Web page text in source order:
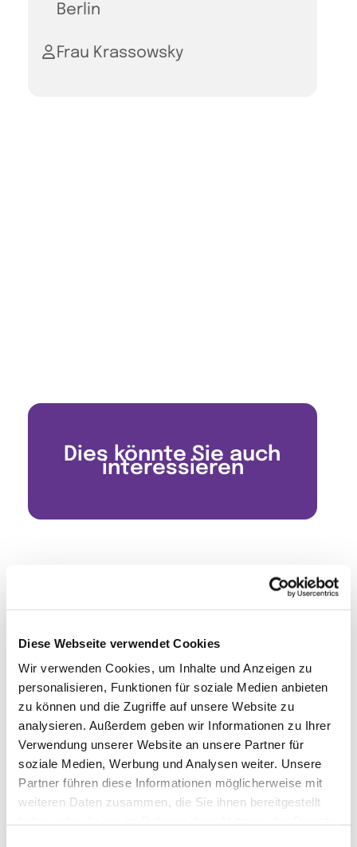
Diese Webseite verwendet Cookies
Wir verwenden Cookies, um Inhalte und Anzeigen zu
personalisieren, Funktionen für soziale Medien anbieten
zu können und die Zugriffe auf unsere Website zu
analysieren. Außerdem geben wir Informationen zu Ihrer
Verwendung unserer Website an unsere Partner für
soziale Medien, Werbung und Analysen weiter. Unsere
Partner führen diese Informationen möglicherweise mit
weiteren Daten zusammen, die Sie ihnen bereitgestellt
Berlin
Frau Krassowsky
Dies könnte Sie auch
interessieren